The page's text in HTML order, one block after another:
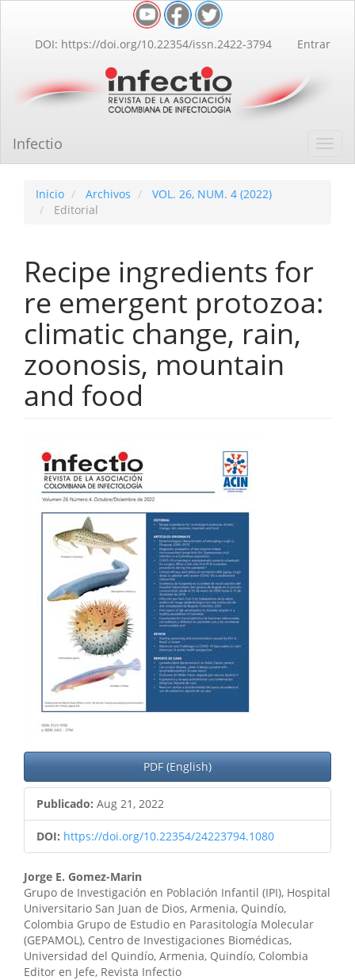
Contenido
principal
lateral
DOI: https://doi.org/10.22354/issn.2422-3794 Entrar
Infectio
Inicio Archivos
VOL. 26, NUM. 4 (2022)
Editorial
Recipe ingredients for
re emergent protozoa:
climatic change, rain,
zoonosis, mountain
and food
Barra
lateral
del
artículo
PDF (English)
Publicado: Aug 21, 2022
DOI: https://doi.org/10.22354/24223794.1080
Contenido
principal
del
artículo
Jorge E. Gomez-Marin
Grupo de Investigación en Población Infantil (IPI), Hospital
Universitario San Juan de Dios, Armenia, Quindío,
Colombia Grupo de Estudio en Parasitología Molecular
(GEPAMOL), Centro de Investigaciones Biomédicas,
Universidad del Quindío, Armenia, Quindío, Colombia
Editor en Jefe, Revista Infectio